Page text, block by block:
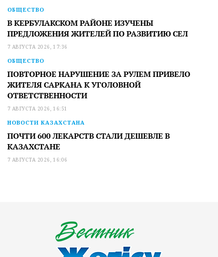
ОБЩЕСТВО
В КЕРБУЛАКСКОМ РАЙОНЕ ИЗУЧЕНЫ
ПРЕДЛОЖЕНИЯ ЖИТЕЛЕЙ ПО РАЗВИТИЮ СЕЛ
7 АВГУСТА 2026, 17:36
ОБЩЕСТВО
ПОВТОРНОЕ НАРУШЕНИЕ ЗА РУЛЕМ ПРИВЕЛО
ЖИТЕЛЯ САРКАНА К УГОЛОВНОЙ
ОТВЕТСТВЕННОСТИ
7 АВГУСТА 2026, 16:51
НОВОСТИ КАЗАХСТАНА
ПОЧТИ 600 ЛЕКАРСТВ СТАЛИ ДЕШЕВЛЕ В
КАЗАХСТАНЕ
7 АВГУСТА 2026, 16:06